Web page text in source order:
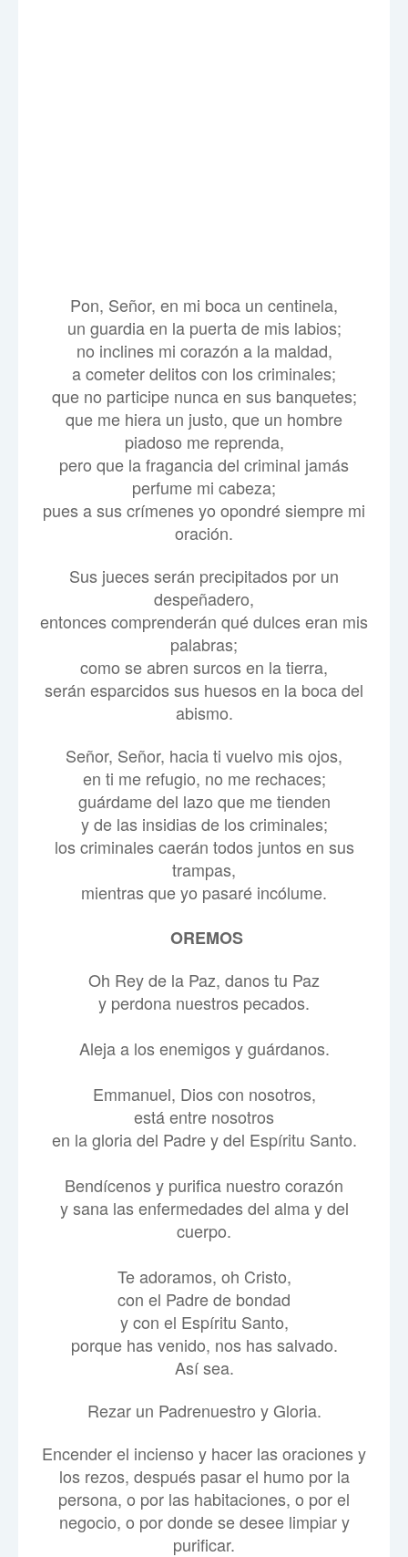
Pon, Señor, en mi boca un centinela,
un guardia en la puerta de mis labios;
no inclines mi corazón a la maldad,
a cometer delitos con los criminales;
que no participe nunca en sus banquetes;
que me hiera un justo, que un hombre
piadoso me reprenda,
pero que la fragancia del criminal jamás
perfume mi cabeza;
pues a sus crímenes yo opondré siempre mi
oración.
Sus jueces serán precipitados por un
despeñadero,
entonces comprenderán qué dulces eran mis
palabras;
como se abren surcos en la tierra,
serán esparcidos sus huesos en la boca del
abismo.
Señor, Señor, hacia ti vuelvo mis ojos,
en ti me refugio, no me rechaces;
guárdame del lazo que me tienden
y de las insidias de los criminales;
los criminales caerán todos juntos en sus
trampas,
mientras que yo pasaré incólume.
OREMOS
Oh Rey de la Paz, danos tu Paz
y perdona nuestros pecados.
Aleja a los enemigos y guárdanos.
Emmanuel, Dios con nosotros,
está entre nosotros
en la gloria del Padre y del Espíritu Santo.
Bendícenos y purifica nuestro corazón
y sana las enfermedades del alma y del
cuerpo.
Te adoramos, oh Cristo,
con el Padre de bondad
y con el Espíritu Santo,
porque has venido, nos has salvado.
Así sea.
Rezar un Padrenuestro y Gloria.
Encender el incienso y hacer las oraciones y
los rezos, después pasar el humo por la
persona, o por las habitaciones, o por el
negocio, o por donde se desee limpiar y
purificar.